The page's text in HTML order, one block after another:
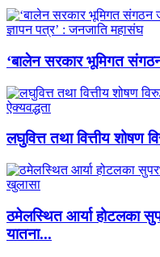
‘बालेन सरकार भूमिगत
लघुवित्त तथा वित्तीय शोषण
ठमेलस्थित आर्या होटलका
यातना...